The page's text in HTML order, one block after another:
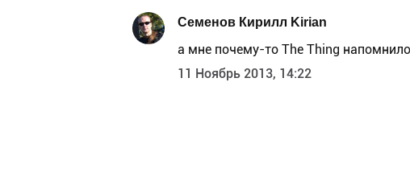
Семенов Кирилл Kirian
а мне почему-то The Thing напомнило
11 Ноябрь 2013, 14:22